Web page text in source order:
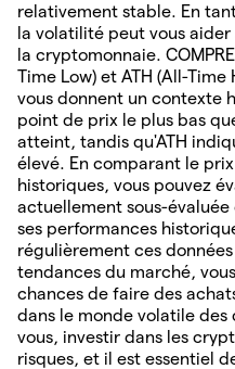
relativement stable. En
la volatilité peut vous
la cryptomonnaie.
Time Low) et ATH (All-
vous donnent un contexte
point de prix le plus bas
atteint, tandis qu'ATH
élevé. En comparant le
historiques, vous pouvez
actuellement sous-
ses performances
régulièrement ces
tendances du marché,
chances de faire des
dans le monde volatile des
vous, investir dans les
risques, et il est essentiel